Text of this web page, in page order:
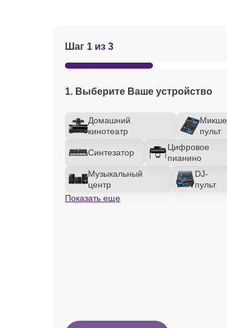
Шаг 1 из 3
1. Выберите Ваше устройство
Домашний
кинотеатр
пульт
Синтезатор
Цифровое
пианино
Музыкальный
центр
DJ-
пульт
Показать еще